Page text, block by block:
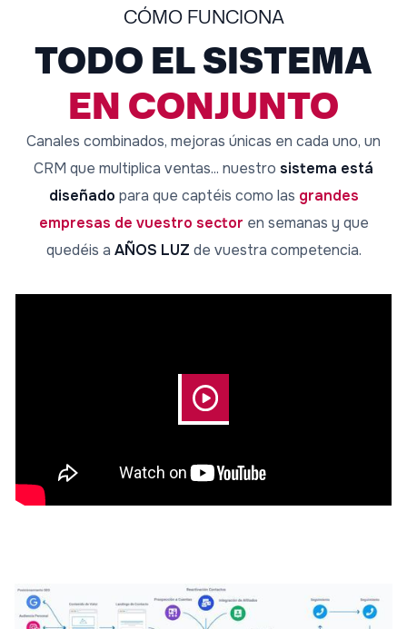
CÓMO FUNCIONA
TODO EL SISTEMA
EN CONJUNTO
Canales combinados, mejoras únicas en cada uno, un
CRM que multiplica ventas... nuestro sistema está
diseñado para que captéis como las grandes
empresas de vuestro sector en semanas y que
quedéis a AÑOS LUZ de vuestra competencia.